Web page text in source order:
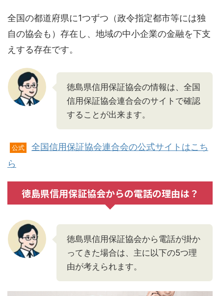
全国の都道府県に1つずつ（政令指定都市等には独
自の協会も）存在し、地域の中小企業の金融を下支
えする存在です。
徳島県信用保証協会の情報は、全国
信用保証協会連合会のサイトで確認
することが出来ます。
公式
全国信用保証協会連合会の公式サイトはこち
ら
徳島県信用保証協会からの電話の理由は？
徳島県信用保証協会から電話が掛か
ってきた場合は、主に以下の5つ理
由が考えられます。